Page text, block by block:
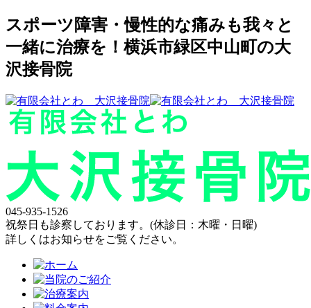
スポーツ障害・慢性的な痛みも我々と
一緒に治療を！横浜市緑区中山町の大
沢接骨院
045-935-1526
祝祭日も診察しております。(休診日：木曜・日曜)
詳しくはお知らせをご覧ください。